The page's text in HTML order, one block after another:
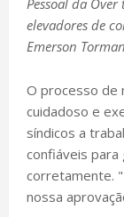
Pessoal da
elevadores de
Emerson
O processo de
cuidadoso e
síndicos a
confiáveis
corretamente.
nossa